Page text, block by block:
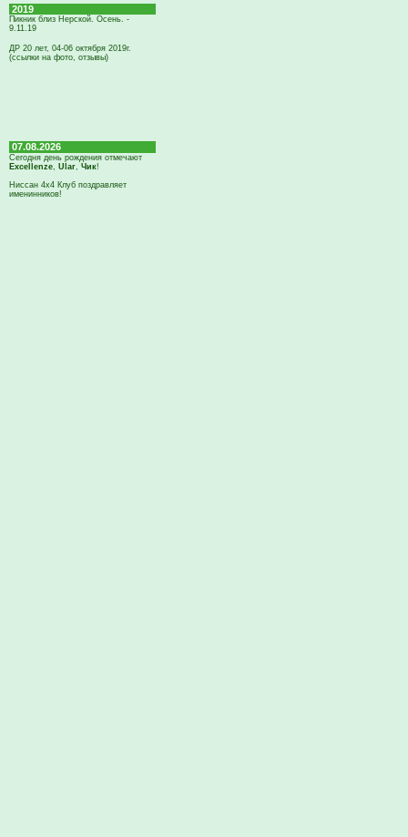
2019
Пикник близ Нерской. Осень. -
9.11.19
ДР 20 лет, 04-06 октября 2019г.
(ссылки на фото, отзывы)
07.08.2026
Сегодня день рождения отмечают
Excellenze, Ular, Чик!
Ниссан 4х4 Клуб поздравляет
именинников!